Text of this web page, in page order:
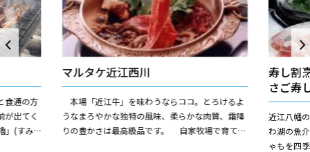
食通の方
が出てく
」(すみ
マルタケ近江西川
本場「近江牛」を味わうならココ。とろけるよ
うなまろやかな独特の風味、柔らかな肉質、霜降
りの豊かさは最高級品です。 自家牧場で育てら
寿し割
さご寿
近江八幡
わ湖の魚
ゃもを四